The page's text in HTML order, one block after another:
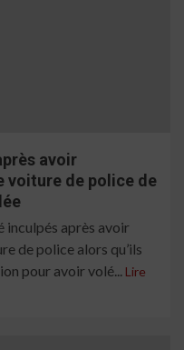
avoir
voiture de police de
inculpés après avoir
de police alors qu’ils
pour avoir volé... Lire